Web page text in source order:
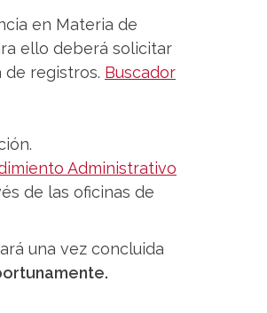
en Materia de
ello deberá solicitar
de registros. Buscador
Administrativo
de las oficinas de
una vez concluida